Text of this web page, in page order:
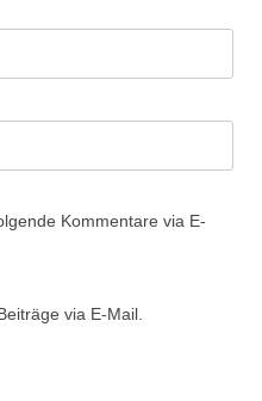
Kommentare via E-
via E-Mail.